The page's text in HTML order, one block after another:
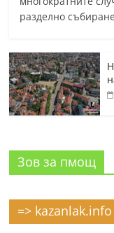
разделно
Зов за пмощ
=> kazanlak.info